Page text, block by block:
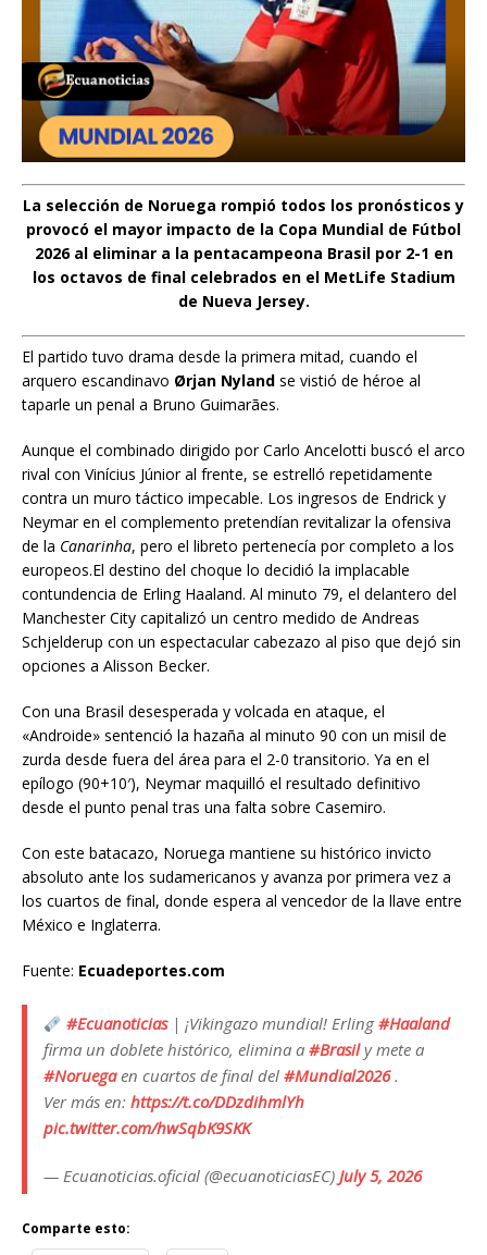
La selección de Noruega rompió todos los pronósticos y
provocó el mayor impacto de la Copa Mundial de Fútbol
2026al eliminar a la pentacampeona Brasilpor 2-1 en
los octavos de final celebrados en el MetLife Stadium
de Nueva Jersey.
El partido tuvo drama desde la primera mitad, cuando el
arquero escandinavo Ørjan Nyland se vistió de héroe al
taparle un penal a Bruno Guimarães.
Aunque el combinado dirigido por Carlo Ancelotti buscó el arco
rival con Vinícius Júnior al frente, se estrelló repetidamente
contra un muro táctico impecable. Los ingresos de Endrick y
Neymar en el complemento pretendían revitalizar la ofensiva
de la Canarinha, pero el libreto pertenecía por completo a los
europeos.El destino del choque lo decidió la implacable
contundencia de Erling Haaland. Al minuto 79, el delantero del
Manchester City capitalizó un centro medido de Andreas
Schjelderup con un espectacular cabezazo al piso que dejó sin
opciones a Alisson Becker.
Con una Brasil desesperada y volcada en ataque, el
«Androide» sentenció la hazaña al minuto 90 con un misil de
zurda desde fuera del área para el 2-0 transitorio. Ya en el
epílogo (90+10′), Neymar maquilló el resultado definitivo
desde el punto penal tras una falta sobre Casemiro.
Con este batacazo, Noruega mantiene su histórico invicto
absoluto ante los sudamericanos y avanza por primera vez a
los cuartos de final, donde espera al vencedor de la llave entre
México e Inglaterra.
Fuente: Ecuadeportes.com
#Ecuanoticias| ¡Vikingazo mundial! Erling#Haaland
firma un doblete histórico, elimina a #Brasily mete a
#Noruegaen cuartos de final del #Mundial2026.
Ver más en: https://t.co/DDzdihmlYh
pic.twitter.com/hwSqbK9SKK
— Ecuanoticias.oficial (@ecuanoticiasEC) July 5, 2026
Comparte esto: